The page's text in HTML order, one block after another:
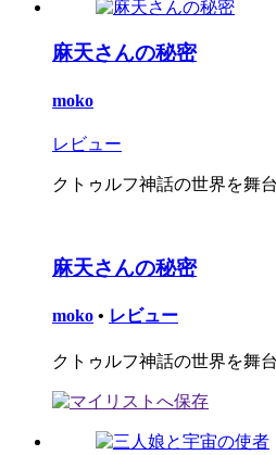
麻天さんの秘密
moko
レビュー
クトゥルフ神話の世界を舞
麻天さんの秘密
moko • レビュー
クトゥルフ神話の世界を舞